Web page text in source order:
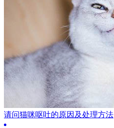
请问猫咪呕吐的原因及处理方法